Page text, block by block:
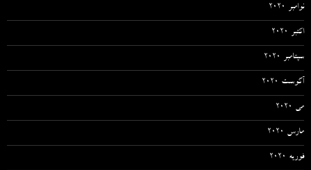
نوامبر 2020
اکتبر 2020
سپتامبر 2020
آگوست 2020
می 2020
مارس 2020
فوریه 2020